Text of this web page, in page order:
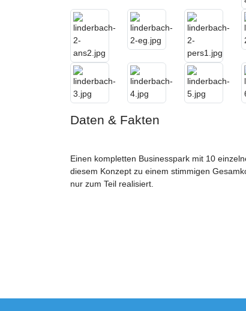
Daten & Fakten
Einen kompletten Businesspark mit 10
diesem Konzept zu einem stimmigen
nur zum Teil realisiert.